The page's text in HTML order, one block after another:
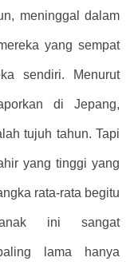
meninggal dalam
yang sempat
sendiri. Menurut
di Jepang,
tujuh tahun. Tapi
yang tinggi yang
rata-rata begitu
ini sangat
lama hanya